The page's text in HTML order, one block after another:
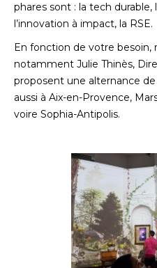
phares sont : la tech
l’innovation à impact, la RSE.
En fonction de votre besoin,
notamment Julie Thinès,
proposent une alternance
aussi à Aix-en-Provence,
voire Sophia-Antipolis.